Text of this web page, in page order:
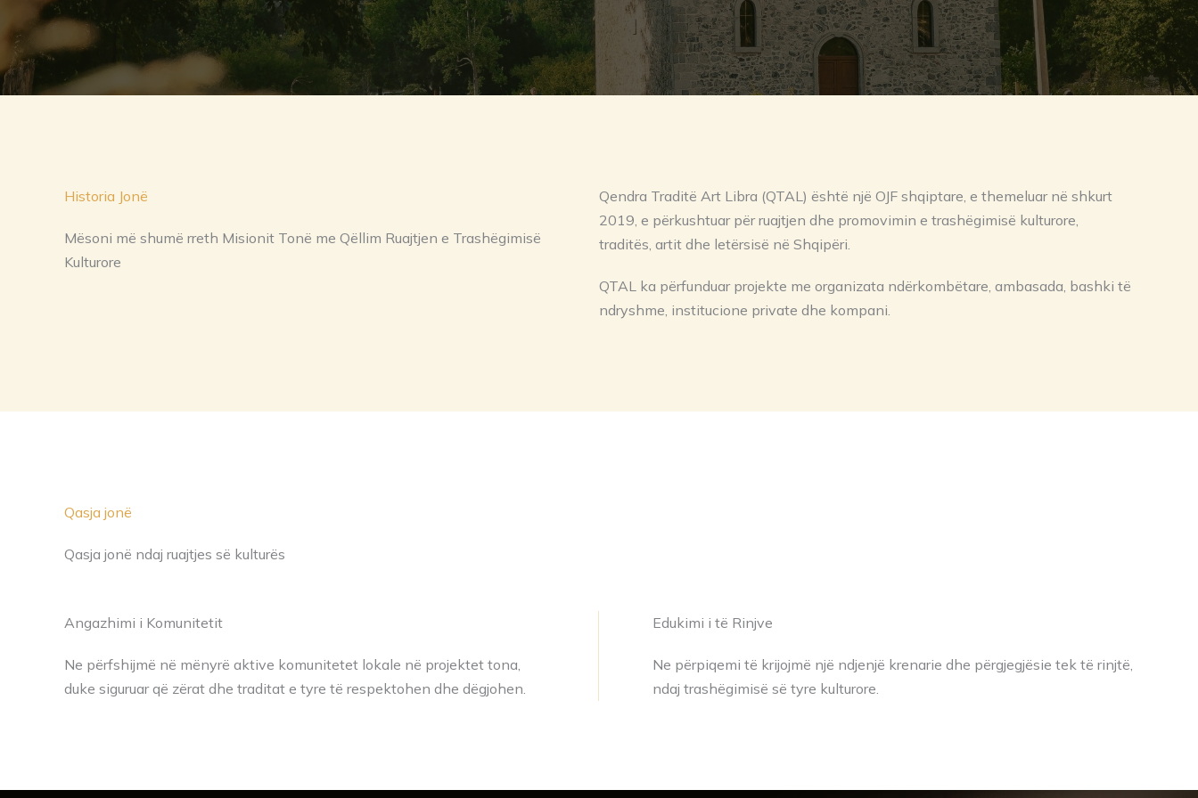
Historia Jonë
Mësoni më shumë rreth Misionit Tonë me Qëllim Ruajtjen e Trashëgimisë
Kulturore
Qendra Traditë Art Libra (QTAL) është një OJF shqiptare, e themeluar në shkurt
2019, e përkushtuar për ruajtjen dhe promovimin e trashëgimisë kulturore,
traditës, artit dhe letërsisë në Shqipëri.
QTAL ka përfunduar projekte me organizata ndërkombëtare, ambasada, bashki të
ndryshme, institucione private dhe kompani.
Qasja jonë
Qasja jonë ndaj ruajtjes së kulturës
Angazhimi i Komunitetit
Ne përfshijmë në mënyrë aktive komunitetet lokale në projektet tona,
duke siguruar që zërat dhe traditat e tyre të respektohen dhe dëgjohen.
Edukimi i të Rinjve
Ne përpiqemi të krijojmë një ndjenjë krenarie dhe përgjegjësie tek të rinjtë,
ndaj trashëgimisë së tyre kulturore.